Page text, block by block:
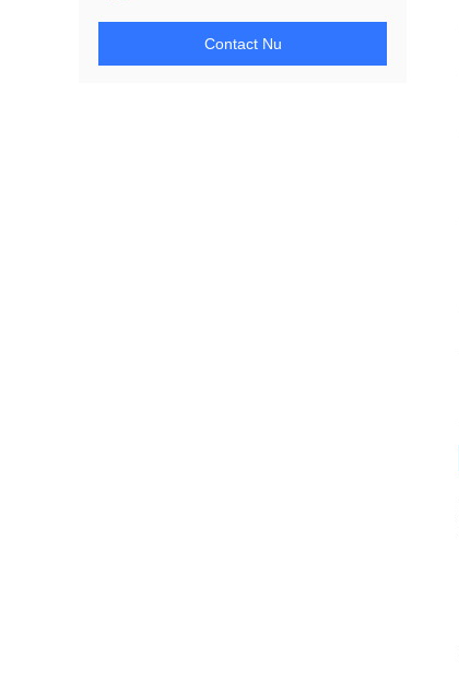
Contact Nu